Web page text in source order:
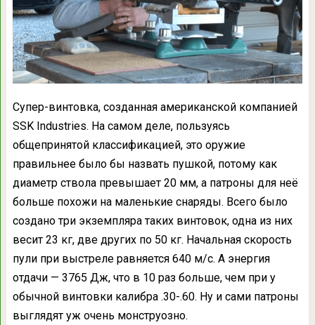
Супер-винтовка, созданная американской компанией
SSK Industries. На самом деле, пользуясь
общепринятой классификацией, это оружие
правильнее было бы назвать пушкой, потому как
диаметр ствола превышает 20 мм, а патроны для неё
больше похожи на маленькие снаряды. Всего было
создано три экземпляра таких винтовок, одна из них
весит 23 кг, две других по 50 кг. Начальная скорость
пули при выстреле равняется 640 м/с. А энергия
отдачи — 3765 Дж, что в 10 раз больше, чем при у
обычной винтовки калибра .30-.60. Ну и сами патроны
выглядят уж очень монструозно.